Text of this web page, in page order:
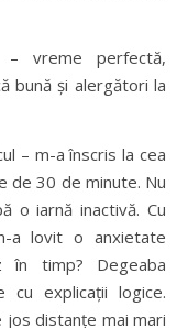
vreme perfectă,
bună și alergători la
– m-a înscris la cea
de 30 de minute. Nu
o iarnă inactivă. Cu
a lovit o anxietate
în timp? Degeaba
cu explicații logice.
distanțe mai mari